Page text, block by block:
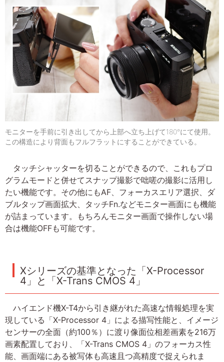
モニターを手前に引き出してから上部へ立ち上げて180°にて使用。
この構造により背面もフルフラットにすることができている。
タッチシャッターを切ることができるので、これもプロ
グラムモードと併せてスナップ撮影で咄嗟の撮影に活用し
たい機能です。その他にもAF、フォーカスエリア選択、ダ
ブルタップ画面拡大、タッチFn.などモニター画面にも機能
が詰まっています。もちろんモニター画面で操作しない場
合は機能OFFも可能です。
Xシリーズの基準となった「X-Processor
4」と「X-Trans CMOS 4」
ハイエンド機X-T4から引き継がれた高速な情報処理を実
現している「X-Processor 4」による描写性能と、イメージ
センサーの全面（約100％）に渡り像面位相差画素を216万
画素配置しており、「X-Trans CMOS 4」のフォーカス性
能、画面端にある被写体も高速且つ高精度で捉えられま